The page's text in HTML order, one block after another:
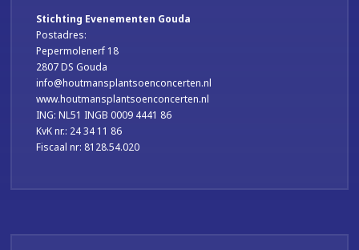
Stichting Evenementen Gouda
Postadres:
Pepermolenerf 18
2807 DS Gouda
info@houtmansplantsoenconcerten.nl
www.houtmansplantsoenconcerten.nl
ING: NL51 INGB 0009 4441 86
KvK nr.: 24 34 11 86
Fiscaal nr: 8128.54.020